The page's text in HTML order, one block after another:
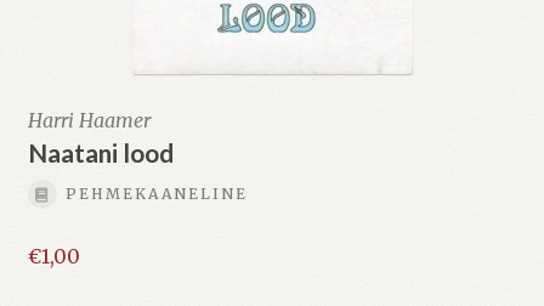
Harri Haamer
Naatani lood
PEHMEKAANELINE
€1,00